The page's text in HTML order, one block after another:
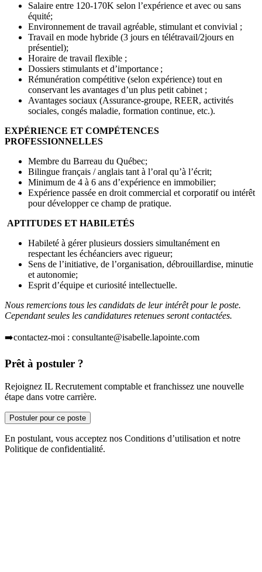
Salaire entre 120-170K selon l’expérience et avec ou sans
équité;
Environnement de travail agréable, stimulant et convivial ;
Travail en mode hybride (3 jours en télétravail/2jours en
présentiel);
Horaire de travail flexible ;
Dossiers stimulants et d’importance ;
Rémunération compétitive (selon expérience) tout en
conservant les avantages d’un plus petit cabinet ;
Avantages sociaux (Assurance-groupe, REER, activités
sociales, congés maladie, formation continue, etc.).
EXPÉRIENCE ET COMPÉTENCES
PROFESSIONNELLES
Membre du Barreau du Québec;
Bilingue français / anglais tant à l’oral qu’à l’écrit;
Minimum de 4 à 6 ans d’expérience en immobilier;
Expérience passée en droit commercial et corporatif ou intérêt
pour développer ce champ de pratique.
APTITUDES ET HABILETÉS
Habileté à gérer plusieurs dossiers simultanément en
respectant les échéanciers avec rigueur;
Sens de l’initiative, de l’organisation, débrouillardise, minutie
et autonomie;
Esprit d’équipe et curiosité intellectuelle.
Nous remercions tous les candidats de leur intérêt pour le poste.
Cependant seules les candidatures retenues seront contactées.
➡️contactez-moi : consultante@isabelle.lapointe.com
Prêt à postuler ?
Rejoignez IL Recrutement comptable et franchissez une nouvelle
étape dans votre carrière.
Postuler pour ce poste
En postulant, vous acceptez nos Conditions d’utilisation et notre
Politique de confidentialité.